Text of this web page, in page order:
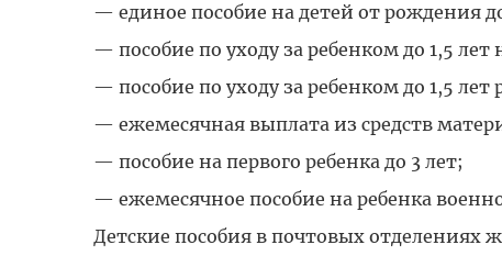
— единое пособие на детей от рождения
— пособие по уходу за ребенком до 1,5
— пособие по уходу за ребенком до 1,5
— ежемесячная выплата из средств
— пособие на первого ребенка до 3 лет;
— ежемесячное пособие на ребенка
Детские пособия в почтовых отделениях